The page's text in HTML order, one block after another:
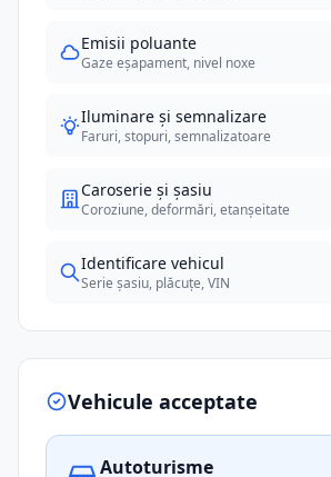
Emisii poluante
Gaze eșapament, nivel noxe
Iluminare și semnalizare
Faruri, stopuri, semnalizatoare
Caroserie și șasiu
Coroziune, deformări, etanșeitate
Identificare vehicul
Serie șasiu, plăcuțe, VIN
Vehicule acceptate
Autoturisme